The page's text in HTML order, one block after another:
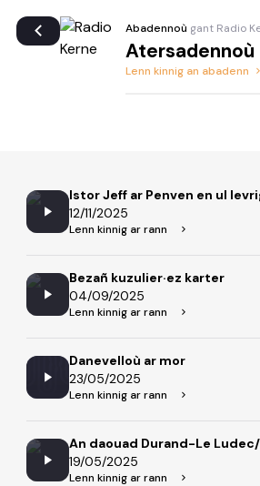
Abadennoù gant Radio
Atersadennoù
Lenn kinnig an abadenn
Istor Jeff ar Penven en ul
12/11/2025
Lenn kinnig ar rann
Bezañ kuzulier·ez karter
04/09/2025
Lenn kinnig ar rann
Danevelloù ar mor
23/05/2025
Lenn kinnig ar rann
An daouad Durand-Le
19/05/2025
Lenn kinnig ar rann